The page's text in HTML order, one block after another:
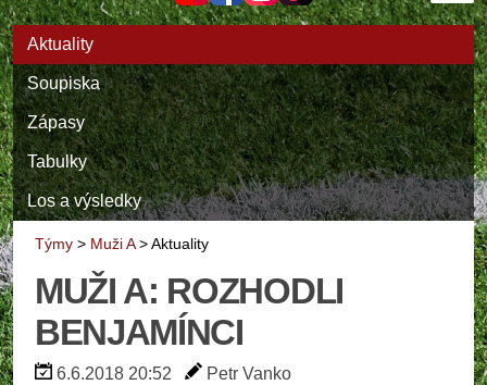
Aktuality
Soupiska
Zápasy
Tabulky
Los a výsledky
Týmy > Muži A>Aktuality
MUŽI A: ROZHODLI
BENJAMÍNCI
6.6.2018 20:52 Petr Vanko